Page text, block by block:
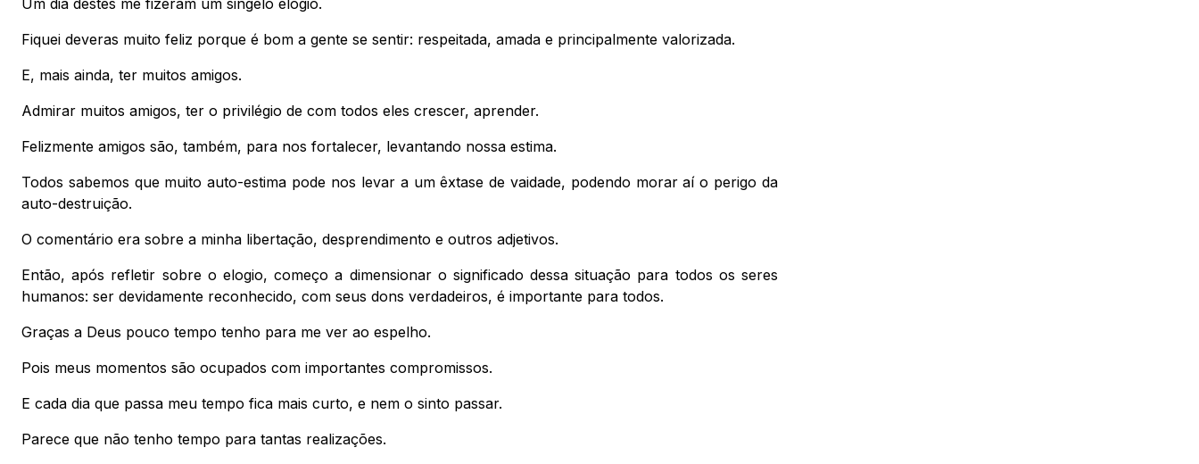
Fiquei deveras muito feliz porque é bom a gente se sentir: respeitada, amada e principalmente valorizada.
E, mais ainda, ter muitos amigos.
Admirar muitos amigos, ter o privilégio de com todos eles crescer, aprender.
Felizmente amigos são, também, para nos fortalecer, levantando nossa estima.
Todos sabemos que muito auto-estima pode nos levar a um êxtase de vaidade, podendo morar aí o perigo da
auto-destruição.
O comentário era sobre a minha libertação, desprendimento e outros adjetivos.
Então, após refletir sobre o elogio, começo a dimensionar o significado dessa situação para todos os seres
humanos: ser devidamente reconhecido, com seus dons verdadeiros, é importante para todos.
Graças a Deus pouco tempo tenho para me ver ao espelho.
Pois meus momentos são ocupados com importantes compromissos.
E cada dia que passa meu tempo fica mais curto, e nem o sinto passar.
Parece que não tenho tempo para tantas realizações.